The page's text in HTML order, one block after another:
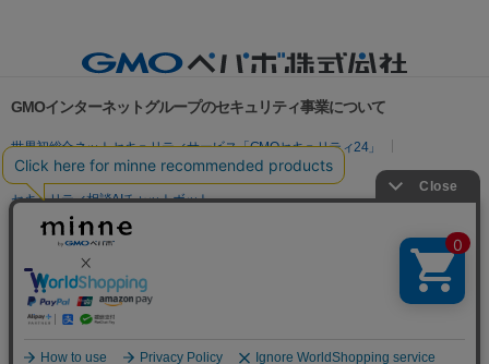
GMOインターネットグループのセキュリティ事業について
世界初総合ネットセキュリティサービス「GMOセキュリティ24」
パスワード漏洩診断
Webサイトリスク診断
セキュリティ相談AIチャットボット
実在証明・盗聴対策
サイバー攻撃対策（GMO Flatt Security）
セキュリティ事業の軌跡